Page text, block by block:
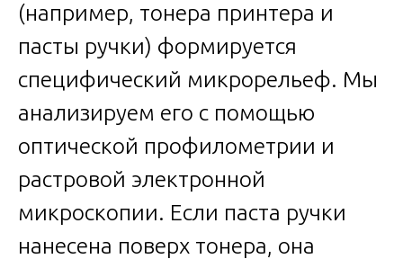
(например, тонера принтера и
пасты ручки) формируется
специфический микрорельеф. Мы
анализируем его с помощью
оптической профилометрии и
растровой электронной
микроскопии. Если паста ручки
нанесена поверх тонера, она